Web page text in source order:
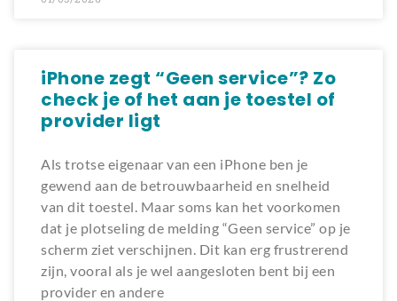
iPhone zegt “Geen service”? Zo
check je of het aan je toestel of
provider ligt
Als trotse eigenaar van een iPhone ben je
gewend aan de betrouwbaarheid en snelheid
van dit toestel. Maar soms kan het voorkomen
dat je plotseling de melding “Geen service” op je
scherm ziet verschijnen. Dit kan erg frustrerend
zijn, vooral als je wel aangesloten bent bij een
provider en andere